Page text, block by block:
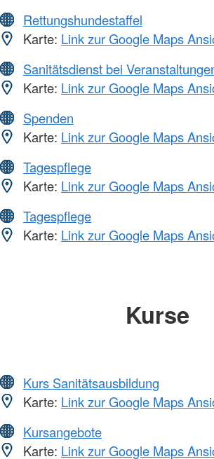
Rettungshundestaffel
Karte: Link zur Google Maps
Sanitätsdienst bei
Karte: Link zur Google Maps
Spenden
Karte: Link zur Google Maps
Tagespflege
Karte: Link zur Google Maps
Tagespflege
Karte: Link zur Google Maps
Kurse
Kurs Sanitätsausbildung
Karte: Link zur Google Maps
Kursangebote
Karte: Link zur Google Maps